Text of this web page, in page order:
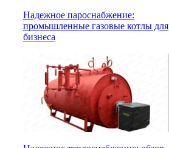
Надежное пароснабжение:
промышленные газовые котлы для
бизнеса